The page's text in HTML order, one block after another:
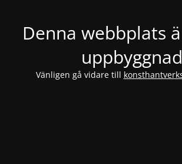
Denna webbplats
uppbyggnad
Vänligen gå vidare till